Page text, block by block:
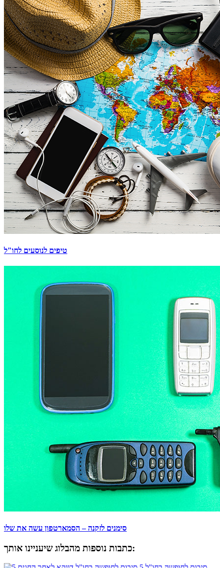
טיפים לנוסעים לחו"ל
סימנים לזקנה – הסמארטפון עשה את שלו
כתבות נוספות מהבלוג שיעניינו אותך: